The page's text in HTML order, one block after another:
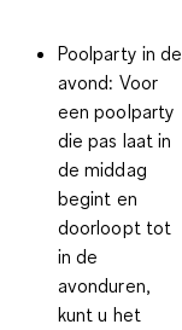
Poolparty in de
avond: Voor
een poolparty
die pas laat in
de middag
begint en
doorloopt tot
in de
avonduren,
kunt u het